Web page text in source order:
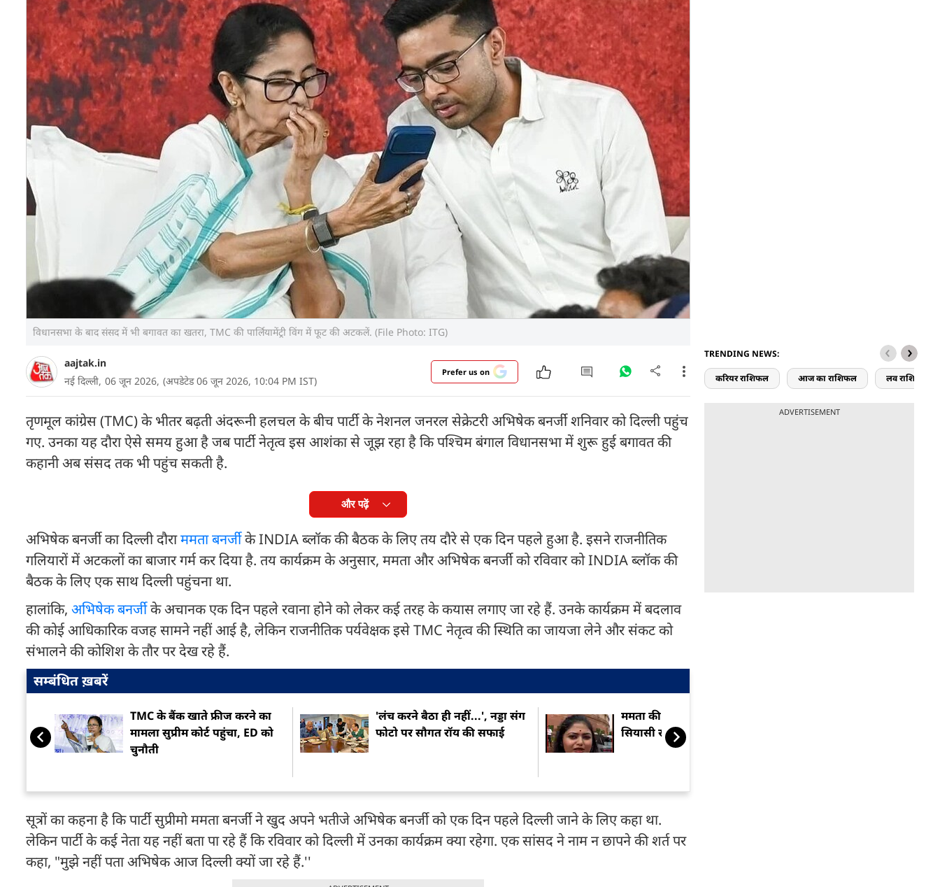
विधानसभा के बाद संसद में भी बगावत का खतरा, TMC की पार्लियामेंट्री विंग में फूट की अटकलें. (File Photo: ITG)
aajtak.in
नई दिल्ली, 06 जून 2026, (अपडेटेड 06 जून 2026, 10:04 PM IST)
Prefer us on
तृणमूल कांग्रेस (TMC) के भीतर बढ़ती अंदरूनी हलचल के बीच पार्टी के नेशनल जनरल सेक्रेटरी अभिषेक बनर्जी शनिवार को दिल्ली पहुंच
गए. उनका यह दौरा ऐसे समय हुआ है जब पार्टी नेतृत्व इस आशंका से जूझ रहा है कि पश्चिम बंगाल विधानसभा में शुरू हुई बगावत की
कहानी अब संसद तक भी पहुंच सकती है.
और पढ़ें
अभिषेक बनर्जी का दिल्ली दौराममता बनर्जीके INDIA ब्लॉक की बैठक के लिए तय दौरे से एक दिन पहले हुआ है. इसने राजनीतिक
गलियारों में अटकलों का बाजार गर्म कर दिया है. तय कार्यक्रम के अनुसार, ममता और अभिषेक बनर्जी को रविवार को INDIA ब्लॉक की
बैठक के लिए एक साथ दिल्ली पहुंचना था.
हालांकि, अभिषेक बनर्जीके अचानक एक दिन पहले रवाना होने को लेकर कई तरह के कयास लगाए जा रहे हैं. उनके कार्यक्रम में बदलाव
की कोई आधिकारिक वजह सामने नहीं आई है, लेकिन राजनीतिक पर्यवेक्षक इसे TMC नेतृत्व की स्थिति का जायजा लेने और संकट को
संभालने की कोशिश के तौर पर देख रहे हैं.
सम्बंधित ख़बरें
TMC के बैंक खाते फ्रीज करने का
मामला सुप्रीम कोर्ट पहुंचा, ED को
चुनौती
'लंच करने बैठा ही नहीं...', नड्डा संग
फोटो पर सौगत रॉय की सफाई
ममता की करीबी सायोनी घोष का
सियासी रुख बदला
सूत्रों का कहना है कि पार्टी सुप्रीमो ममता बनर्जी ने खुद अपने भतीजे अभिषेक बनर्जी को एक दिन पहले दिल्ली जाने के लिए कहा था.
लेकिन पार्टी के कई नेता यह नहीं बता पा रहे हैं कि रविवार को दिल्ली में उनका कार्यक्रम क्या रहेगा. एक सांसद ने नाम न छापने की शर्त पर
कहा, "मुझे नहीं पता अभिषेक आज दिल्ली क्यों जा रहे हैं.''
TRENDING NEWS:
करियर राशिफल आज का राशिफल लव राशिफल
ADVERTISEMENT